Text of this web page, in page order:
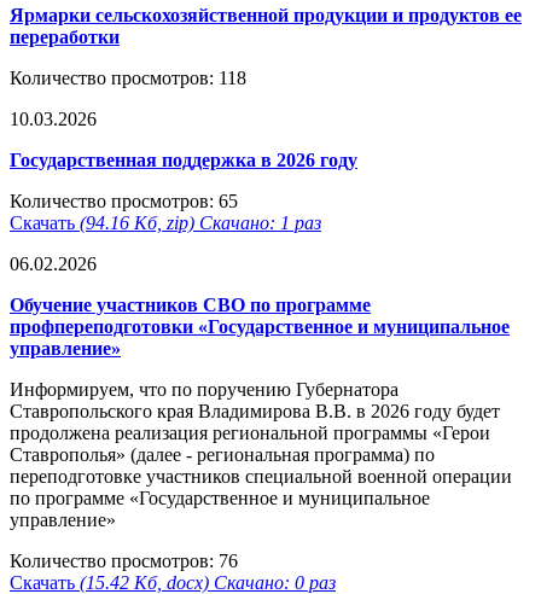
Ярмарки сельскохозяйственной продукции и продуктов ее
переработки
Количество просмотров: 118
10.03.2026
Государственная поддержка в 2026 году
Количество просмотров: 65
Скачать (94.16 Кб, zip) Скачано: 1 раз
06.02.2026
Обучение участников СВО по программе
профпереподготовки «Государственное и муниципальное
управление»
Информируем, что по поручению Губернатора
Ставропольского края Владимирова В.В. в 2026 году будет
продолжена реализация региональной программы «Герои
Ставрополья» (далее - региональная программа) по
переподготовке участников специальной военной операции
по программе «Государственное и муниципальное
управление»
Количество просмотров: 76
Скачать (15.42 Кб, docx) Скачано: 0 раз